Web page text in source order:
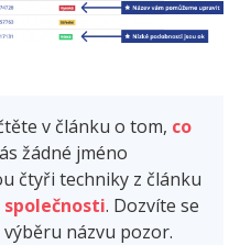
v článku o tom, co
žádné jméno
čtyři techniky z článku
. Dozvíte se
názvu pozor.